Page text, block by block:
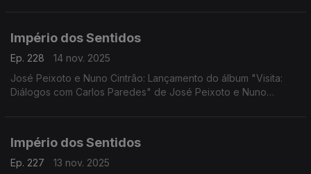
Império dos Sentidos
Ep. 228
14 nov. 2025
José Peixoto e Nuno Cintrão: Lançamento do álbum "Visita:
Diálogos com Carlos Paredes" de José Peixoto e Nuno
Império dos Sentidos
Ep. 227
13 nov. 2025